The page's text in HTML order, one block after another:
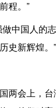
程。”
中国人的志
史新辉煌。”
会上，台